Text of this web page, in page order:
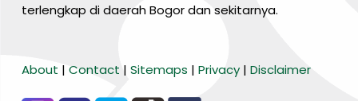
terlengkap di daerah Bogor dan sekitarnya.
About | Contact | Sitemaps | Privacy | Disclaimer